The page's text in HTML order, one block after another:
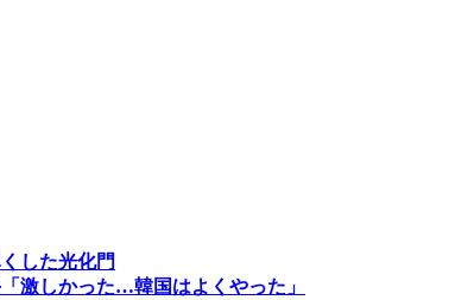
した光化門
激しかった…韓国はよくやった」